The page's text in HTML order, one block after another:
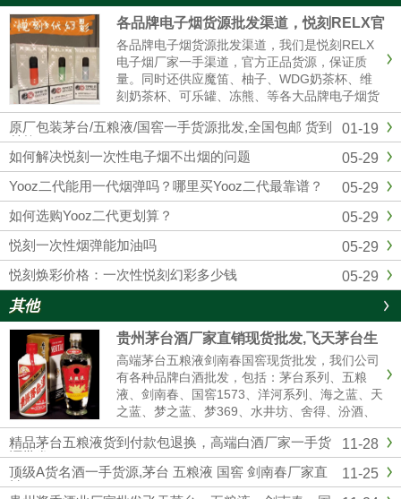
各品牌电子烟货源批发渠道，悦刻RELX官
方进货拿货一件代发
各品牌电子烟货源批发渠道，我们是悦刻RELX
电子烟厂家一手渠道，官方正品货源，保证质
量。同时还供应魔笛、柚子、WDG奶茶杯、维
刻奶茶杯、可乐罐、冻熊、等各大品牌电子烟货
源批发拿货，我们是悦刻RELX官方一手供应
商，和全国各大实体店建立了紧密的合作关系，
确保产品从生产到销售环节...
01-19
原厂包装茅台/五粮液/国窖一手货源批发,全国包邮 货到
付款
05-29
如何解决悦刻一次性电子烟不出烟的问题
05-29
Yooz二代能用一代烟弹吗？哪里买Yooz二代最靠谱？
05-29
如何选购Yooz二代更划算？
05-29
悦刻一次性烟弹能加油吗
05-29
悦刻焕彩价格：一次性悦刻幻彩多少钱
其他
贵州茅台酒厂家直销现货批发,飞天茅台生
肖茅台全系列供应全国货到付款
高端茅台五粮液剑南春国窖现货批发，我们公司
有各种品牌白酒批发，包括：茅台系列、五粮
液、剑南春、国窖1573、洋河系列、海之蓝、天
之蓝、梦之蓝、梦369、水井坊、舍得、汾酒、
青红花郎等名酒，有高中低档白酒供你选择，我
们是白酒厂家一手货源渠道批发，价格美丽，诚
信经营,做工精细，口感纯正，合作共赢。名酒厂
家...
11-28
精品茅台五粮液货到付款包退换，高端白酒厂家一手货
源批发
11-25
顶级A货名酒一手货源,茅台 五粮液 国窖 剑南春厂家直
销